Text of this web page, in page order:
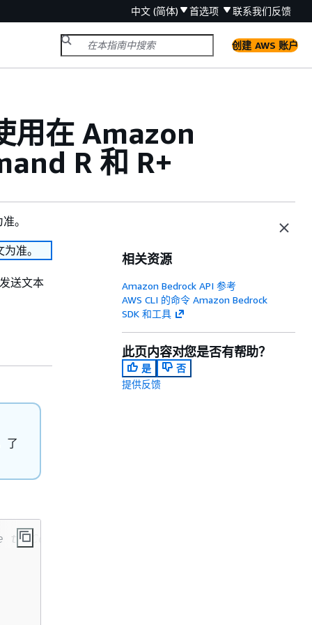
中文 (简体) 首选项 联系我们反馈
创建 AWS 账户
用在 Amazon
R 和 R+
。
准。
送文本
了
Command R
相关资源
Amazon Bedrock API 参考
AWS CLI 的命令 Amazon Bedrock
SDK 和工具
此页内容对您是否有帮助？
是
否
提供反馈